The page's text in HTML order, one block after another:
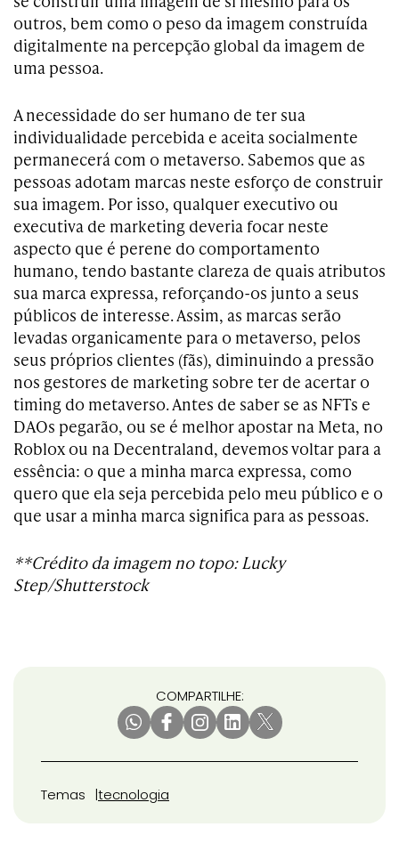
outros, bem como o peso da imagem construída
digitalmente na percepção global da imagem de
uma pessoa.
A necessidade do ser humano de ter sua
individualidade percebida e aceita socialmente
permanecerá com o metaverso. Sabemos que as
pessoas adotam marcas neste esforço de construir
sua imagem. Por isso, qualquer executivo ou
executiva de marketing deveria focar neste
aspecto que é perene do comportamento
humano, tendo bastante clareza de quais atributos
sua marca expressa, reforçando-os junto a seus
públicos de interesse. Assim, as marcas serão
levadas organicamente para o metaverso, pelos
seus próprios clientes (fãs), diminuindo a pressão
nos gestores de marketing sobre ter de acertar o
timing do metaverso. Antes de saber se as NFTs e
DAOs pegarão, ou se é melhor apostar na Meta, no
Roblox ou na Decentraland, devemos voltar para a
essência: o que a minha marca expressa, como
quero que ela seja percebida pelo meu público e o
que usar a minha marca significa para as pessoas.
**Crédito da imagem no topo: Lucky
Step/Shutterstock
COMPARTILHE:
Temas tecnologia